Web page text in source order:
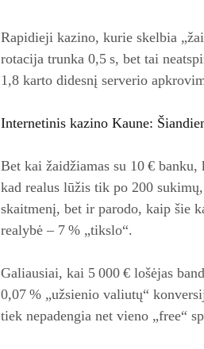
Rapidieji kazino, kurie skelbia
rotacija trunka 0,5 s, bet tai
1,8 karto didesnį serverio
Internetinis kazino Kaune:
Bet kai žaidžiamas su 10 €
kad realus lūžis tik po 200
skaitmenį, bet ir parodo, kaip šie
realybė – 7 % „tikslo“.
Galiausiai, kai 5 000 € lošėjas
0,07 % „užsienio valiutų“
tiek nepadengia net vieno „free“